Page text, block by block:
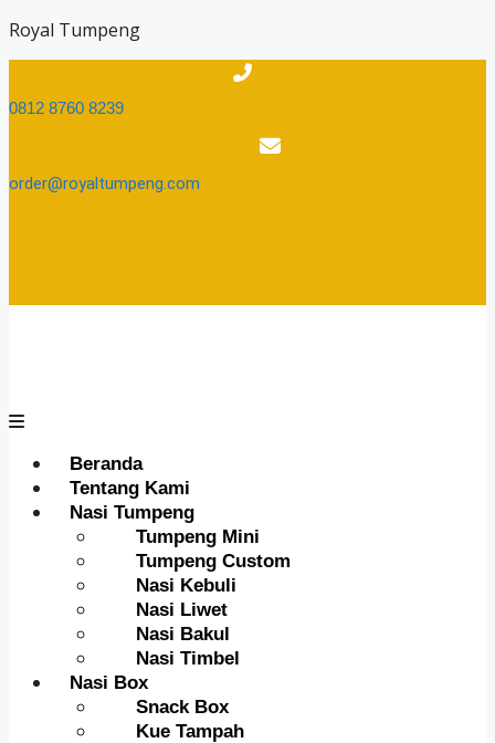
Skip
Royal Tumpeng
0812 8760 8239​
order@royaltumpeng.com​
Menu
Beranda
Tentang Kami
Nasi Tumpeng
Tumpeng Mini
Tumpeng Custom
Nasi Kebuli
Nasi Liwet
Nasi Bakul
Nasi Timbel
Nasi Box
Snack Box
Kue Tampah